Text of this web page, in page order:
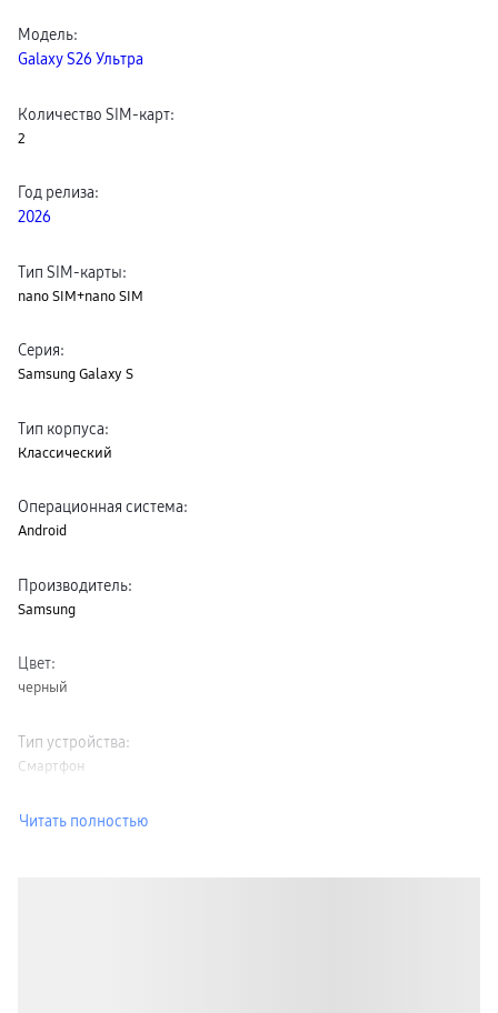
Модель:
Galaxy S26 Ультра
Количество SIM-карт:
2
Год релиза:
2026
Тип SIM-карты:
nano SIM+nano SIM
Серия:
Samsung Galaxy S
Тип корпуса:
Классический
Операционная система:
Android
Производитель:
Samsung
Цвет:
черный
Тип устройства:
Смартфон
Читать полностью